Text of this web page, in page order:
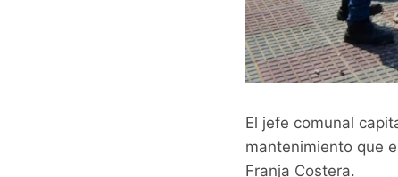
El jefe comunal
mantenimiento que
Franja Costera.